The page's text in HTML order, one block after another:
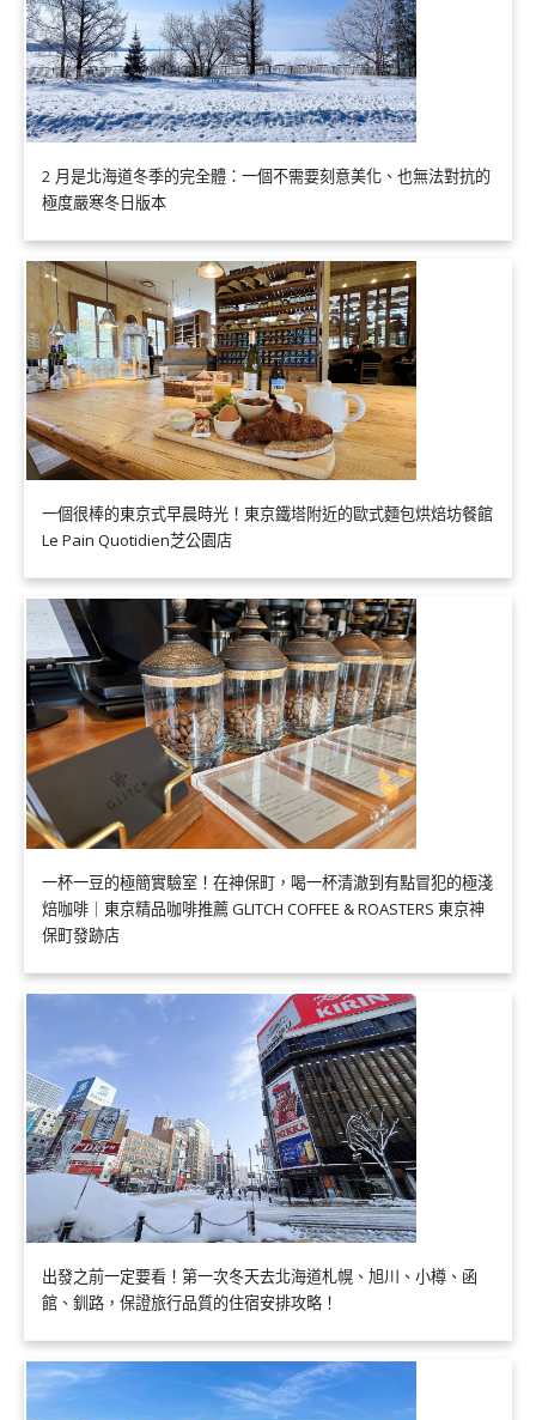
2 月是北海道冬季的完全體：一個不需要刻意美化、也無法對抗的
極度嚴寒冬日版本
一個很棒的東京式早晨時光！東京鐵塔附近的歐式麵包烘焙坊餐館
Le Pain Quotidien芝公園店
一杯一豆的極簡實驗室！在神保町，喝一杯清澈到有點冒犯的極淺
焙咖啡｜東京精品咖啡推薦 GLITCH COFFEE & ROASTERS 東京神
保町發跡店
出發之前一定要看！第一次冬天去北海道札幌、旭川、小樽、函
館、釧路，保證旅行品質的住宿安排攻略！